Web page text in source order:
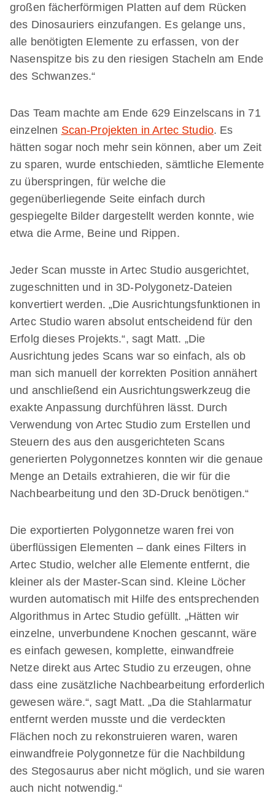
großen fächerförmigen Platten auf dem Rücken
des Dinosauriers einzufangen. Es gelange uns,
alle benötigten Elemente zu erfassen, von der
Nasenspitze bis zu den riesigen Stacheln am Ende
des Schwanzes.“
Das Team machte am Ende 629 Einzelscans in 71
einzelnen Scan-Projekten in Artec Studio. Es
hätten sogar noch mehr sein können, aber um Zeit
zu sparen, wurde entschieden, sämtliche Elemente
zu überspringen, für welche die
gegenüberliegende Seite einfach durch
gespiegelte Bilder dargestellt werden konnte, wie
etwa die Arme, Beine und Rippen.
Jeder Scan musste in Artec Studio ausgerichtet,
zugeschnitten und in 3D-Polygonetz-Dateien
konvertiert werden. „Die Ausrichtungsfunktionen in
Artec Studio waren absolut entscheidend für den
Erfolg dieses Projekts.“, sagt Matt. „Die
Ausrichtung jedes Scans war so einfach, als ob
man sich manuell der korrekten Position annähert
und anschließend ein Ausrichtungswerkzeug die
exakte Anpassung durchführen lässt. Durch
Verwendung von Artec Studio zum Erstellen und
Steuern des aus den ausgerichteten Scans
generierten Polygonnetzes konnten wir die genaue
Menge an Details extrahieren, die wir für die
Nachbearbeitung und den 3D-Druck benötigen.“
Die exportierten Polygonnetze waren frei von
überflüssigen Elementen – dank eines Filters in
Artec Studio, welcher alle Elemente entfernt, die
kleiner als der Master-Scan sind. Kleine Löcher
wurden automatisch mit Hilfe des entsprechenden
Algorithmus in Artec Studio gefüllt. „Hätten wir
einzelne, unverbundene Knochen gescannt, wäre
es einfach gewesen, komplette, einwandfreie
Netze direkt aus Artec Studio zu erzeugen, ohne
dass eine zusätzliche Nachbearbeitung erforderlich
gewesen wäre.“, sagt Matt. „Da die Stahlarmatur
entfernt werden musste und die verdeckten
Flächen noch zu rekonstruieren waren, waren
einwandfreie Polygonnetze für die Nachbildung
des Stegosaurus aber nicht möglich, und sie waren
auch nicht notwendig.“